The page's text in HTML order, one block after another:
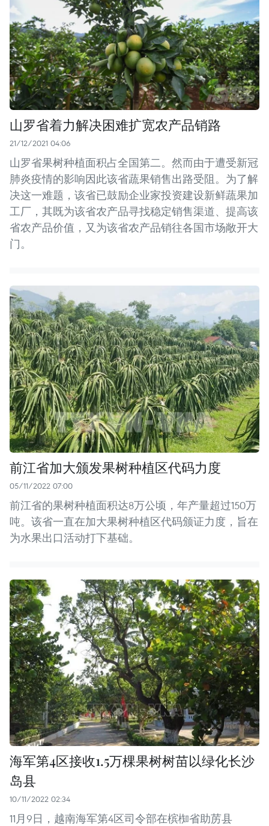
山罗省着力解决困难扩宽农产品销路
21/12/2021 04:06
山罗省果树种植面积占全国第二。然而由于遭受新冠
肺炎疫情的影响因此该省蔬果销售出路受阻。为了解
决这一难题，该省已鼓励企业家投资建设新鲜蔬果加
工厂，其既为该省农产品寻找稳定销售渠道、提高该
省农产品价值，又为该省农产品销往各国市场敞开大
门。
前江省加大颁发果树种植区代码力度
05/11/2022 07:00
前江省的果树种植面积达8万公顷，年产量超过150万
吨。该省一直在加大果树种植区代码颁证力度，旨在
为水果出口活动打下基础。
海军第4区接收1.5万棵果树树苗以绿化长沙
岛县
10/11/2022 02:34
11月9日，越南海军第4区司令部在槟椥省助苈县